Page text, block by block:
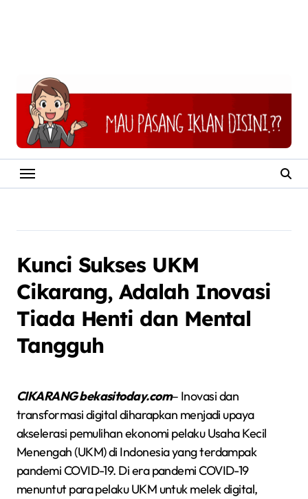
Kunci Sukses UKM
Cikarang, Adalah Inovasi
Tiada Henti dan Mental
Tangguh
CIKARANG bekasitoday.com– Inovasi dan
transformasi digital diharapkan menjadi upaya
akselerasi pemulihan ekonomi pelaku Usaha Kecil
Menengah (UKM) di Indonesia yang terdampak
pandemi COVID-19. Di era pandemi COVID-19
menuntut para pelaku UKM untuk melek digital,